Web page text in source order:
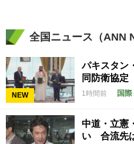
全国ニュース（ANN
NEW
パキスタン
同防衛協
1時間前 国際
中道・立憲
い 合流先